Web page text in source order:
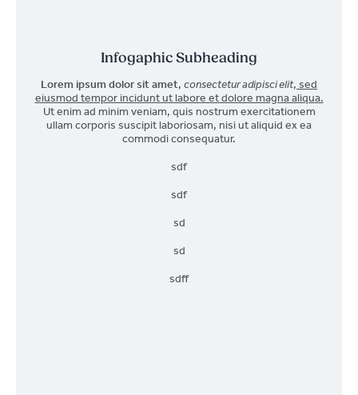
Infogaphic Subheading
Lorem ipsum dolor sit amet,consectetur adipisci elit,sed
eiusmod tempor incidunt ut labore et dolore magna aliqua.
Ut enim ad minim veniam, quis nostrum exercitationem
ullam corporis suscipit laboriosam, nisi ut aliquid ex ea
commodi consequatur.
sdf
sdf
sd
sd
sdff